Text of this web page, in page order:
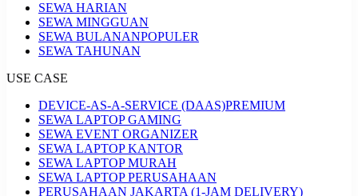
SEWA HARIAN
SEWA MINGGUAN
SEWA BULANANPOPULER
SEWA TAHUNAN
USE CASE
DEVICE-AS-A-SERVICE (DAAS)PREMIUM
SEWA LAPTOP GAMING
SEWA EVENT ORGANIZER
SEWA LAPTOP KANTOR
SEWA LAPTOP MURAH
SEWA LAPTOP PERUSAHAAN
PERUSAHAAN JAKARTA (1-JAM DELIVERY)